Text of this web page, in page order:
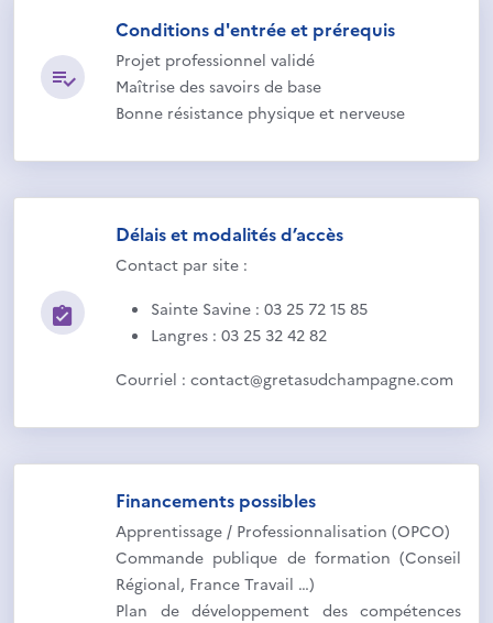
Conditions d'entrée et prérequis
Projet professionnel validé
Maîtrise des savoirs de base
Bonne résistance physique et nerveuse
Délais et modalités d’accès
Contact par site :
Sainte Savine : 03 25 72 15 85
Langres : 03 25 32 42 82
Courriel : contact@gretasudchampagne.com
Financements possibles
Apprentissage / Professionnalisation (OPCO)
Commande publique de formation (Conseil
Régional, France Travail …)
Plan de développement des compétences